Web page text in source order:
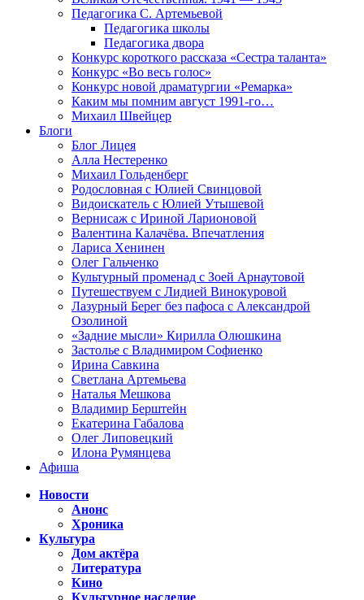
Педагогика С. Артемьевой
Педагогика школы
Педагогика двора
Конкурс короткого рассказа «Сестра таланта»
Конкурс «Во весь голос»
Конкурс новой драматургии «Ремарка»
Каким мы помним август 1991-го…
Михаил Швейцер
Блоги
Блог Лицея
Алла Нестеренко
Михаил Гольденберг
Родословная с Юлией Свинцовой
Видоискатель с Юлией Утышевой
Вернисаж с Ириной Ларионовой
Валентина Калачёва. Впечатления
Лариса Хенинен
Олег Гальченко
Культурный променад с Зоей Арнаутовой
Путешествуем с Лидией Винокуровой
Лазурный Берег без пафоса с Александрой
Озолиной
«Задние мысли» Кирилла Олюшкина
Застолье с Владимиром Софиенко
Ирина Савкина
Светлана Артемьева
Наталья Мешкова
Владимир Берштейн
Екатерина Габалова
Олег Липовецкий
Илона Румянцева
Афиша
Новости
Анонс
Хроника
Культура
Дом актёра
Литература
Кино